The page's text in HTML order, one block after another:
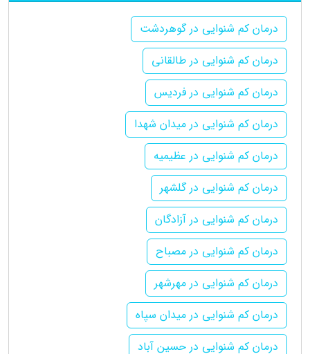
درمان کم شنوایی در گوهردشت
درمان کم شنوایی در طالقانی
درمان کم شنوایی در فردیس
درمان کم شنوایی در میدان شهدا
درمان کم شنوایی در عظیمیه
درمان کم شنوایی در گلشهر
درمان کم شنوایی در آزادگان
درمان کم شنوایی در مصباح
درمان کم شنوایی در مهرشهر
درمان کم شنوایی در میدان سپاه
درمان کم شنوایی در حسین آباد